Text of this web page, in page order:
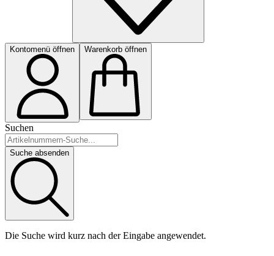
Kontomenü öffnen Warenkorb öffnen
Suchen
Suche absenden
Die Suche wird kurz nach der Eingabe angewendet.